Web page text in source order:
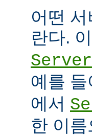
어떤
란다.
예를 들
에서
한 이